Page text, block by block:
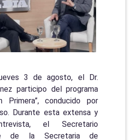
3 de agosto, el Dr.
participo del programa
Primera”, conducido por
Durante esta extensa y
el Secretario
de la Secretaria de